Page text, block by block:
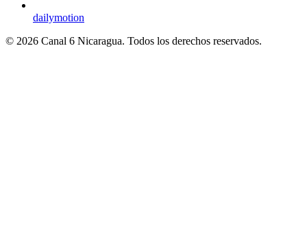
dailymotion
© 2026 Canal 6 Nicaragua. Todos los derechos reservados.